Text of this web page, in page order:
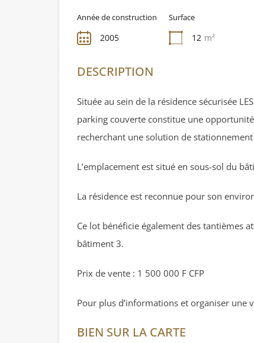
Année de construction
2005
Surface
12 m²
DESCRIPTION
Située au sein de la résidence sécurisée
parking couverte constitue une
recherchant une solution de
L’emplacement est situé en sous-sol du
La résidence est reconnue pour son
Ce lot bénéficie également des tantièmes
bâtiment 3.
Prix de vente : 1 500 000 F CFP
Pour plus d’informations et organiser une
BIEN SUR LA CARTE